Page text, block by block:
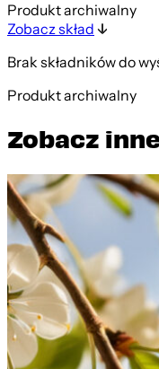
Produkt archiwalny
Zobacz skład
Brak składników do
Produkt archiwalny
Zobacz